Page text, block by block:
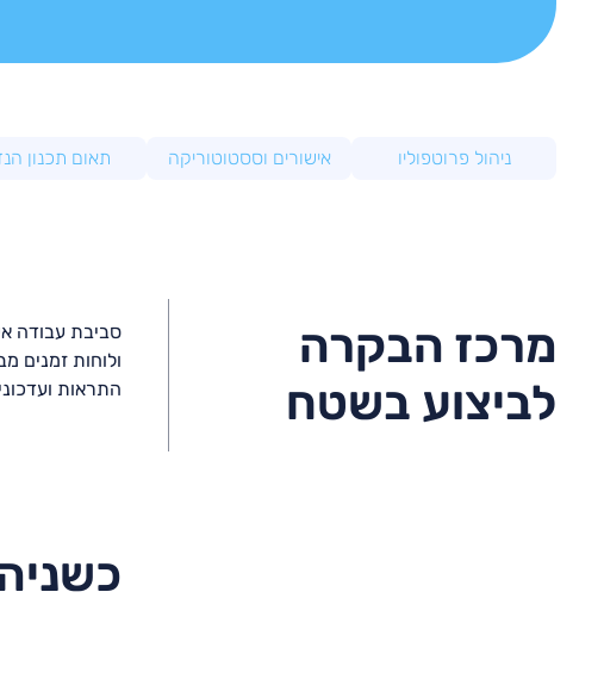
ניהול פרוטפוליו אישורים וססטוטוריקה תאום תכנון
מרכז הבקרה
לביצוע בשטח
סביבת עבודה
התראות